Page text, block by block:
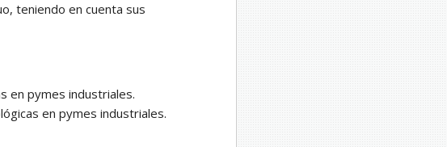
teniendo en cuenta sus
en pymes industriales.
en pymes industriales.